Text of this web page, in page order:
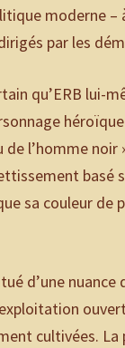
moderne –
par les
qu’ERB lui-
l’homme noir
basé
sa couleur de
d’une
cultivées.